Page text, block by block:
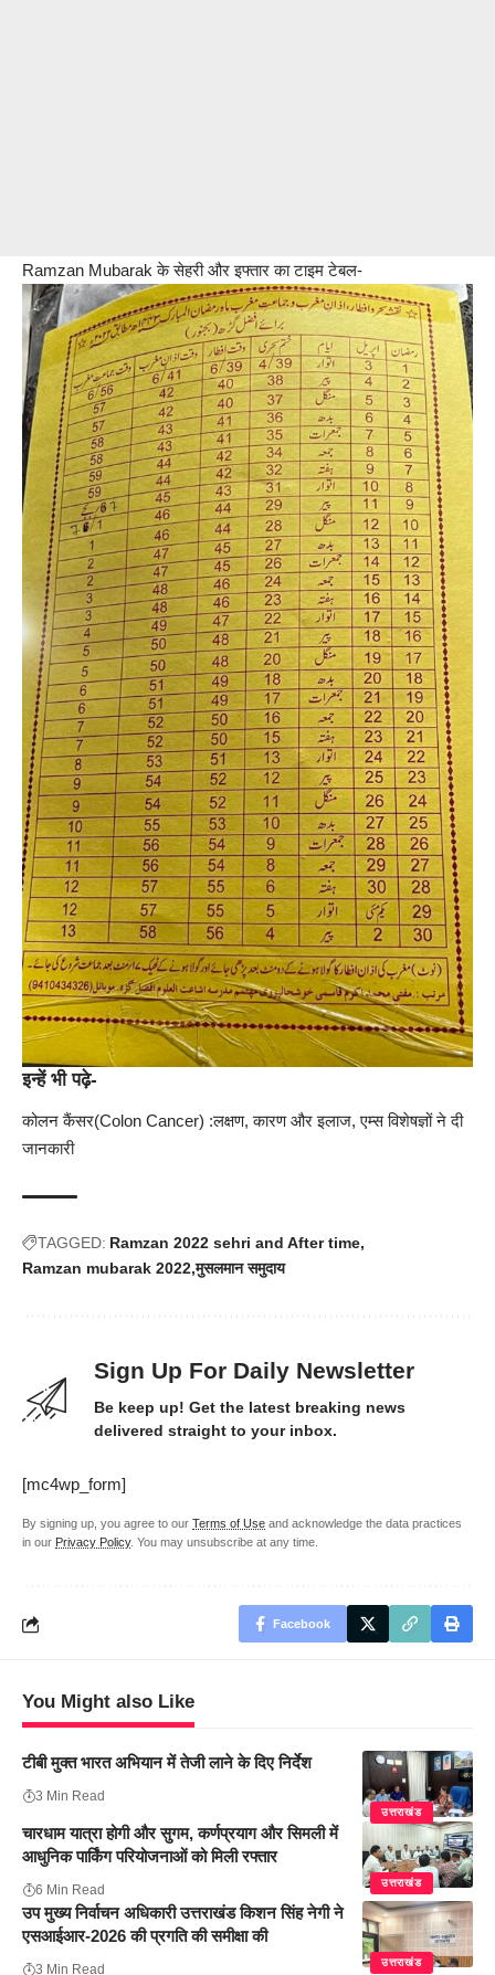
Ramzan Mubarak के सेहरी और इफ्तार का टाइम टेबल-
इन्हें भी पढ़े-
कोलन कैंसर(Colon Cancer) :लक्षण, कारण और इलाज, एम्स विशेषज्ञों ने दी
जानकारी
TAGGED: Ramzan 2022 sehri and After time
Ramzan mubarak 2022 मुसलमान समुदाय
Sign Up For Daily Newsletter
Be keep up! Get the latest breaking news
delivered straight to your inbox.
[mc4wp_form]
By signing up, you agree to our Terms of Use and acknowledge the data practices
in our Privacy Policy. You may unsubscribe at any time.
Facebook
You Might also Like
उत्तराखंड
टीबी मुक्त भारत अभियान में तेजी लाने के दिए निर्देश
3 Min Read
उत्तराखंड
चारधाम यात्रा होगी और सुगम, कर्णप्रयाग और सिमली में
आधुनिक पार्किंग परियोजनाओं को मिली रफ्तार
6 Min Read
उत्तराखंड
उप मुख्य निर्वाचन अधिकारी उत्तराखंड किशन सिंह नेगी ने
एसआईआर-2026 की प्रगति की समीक्षा की
3 Min Read